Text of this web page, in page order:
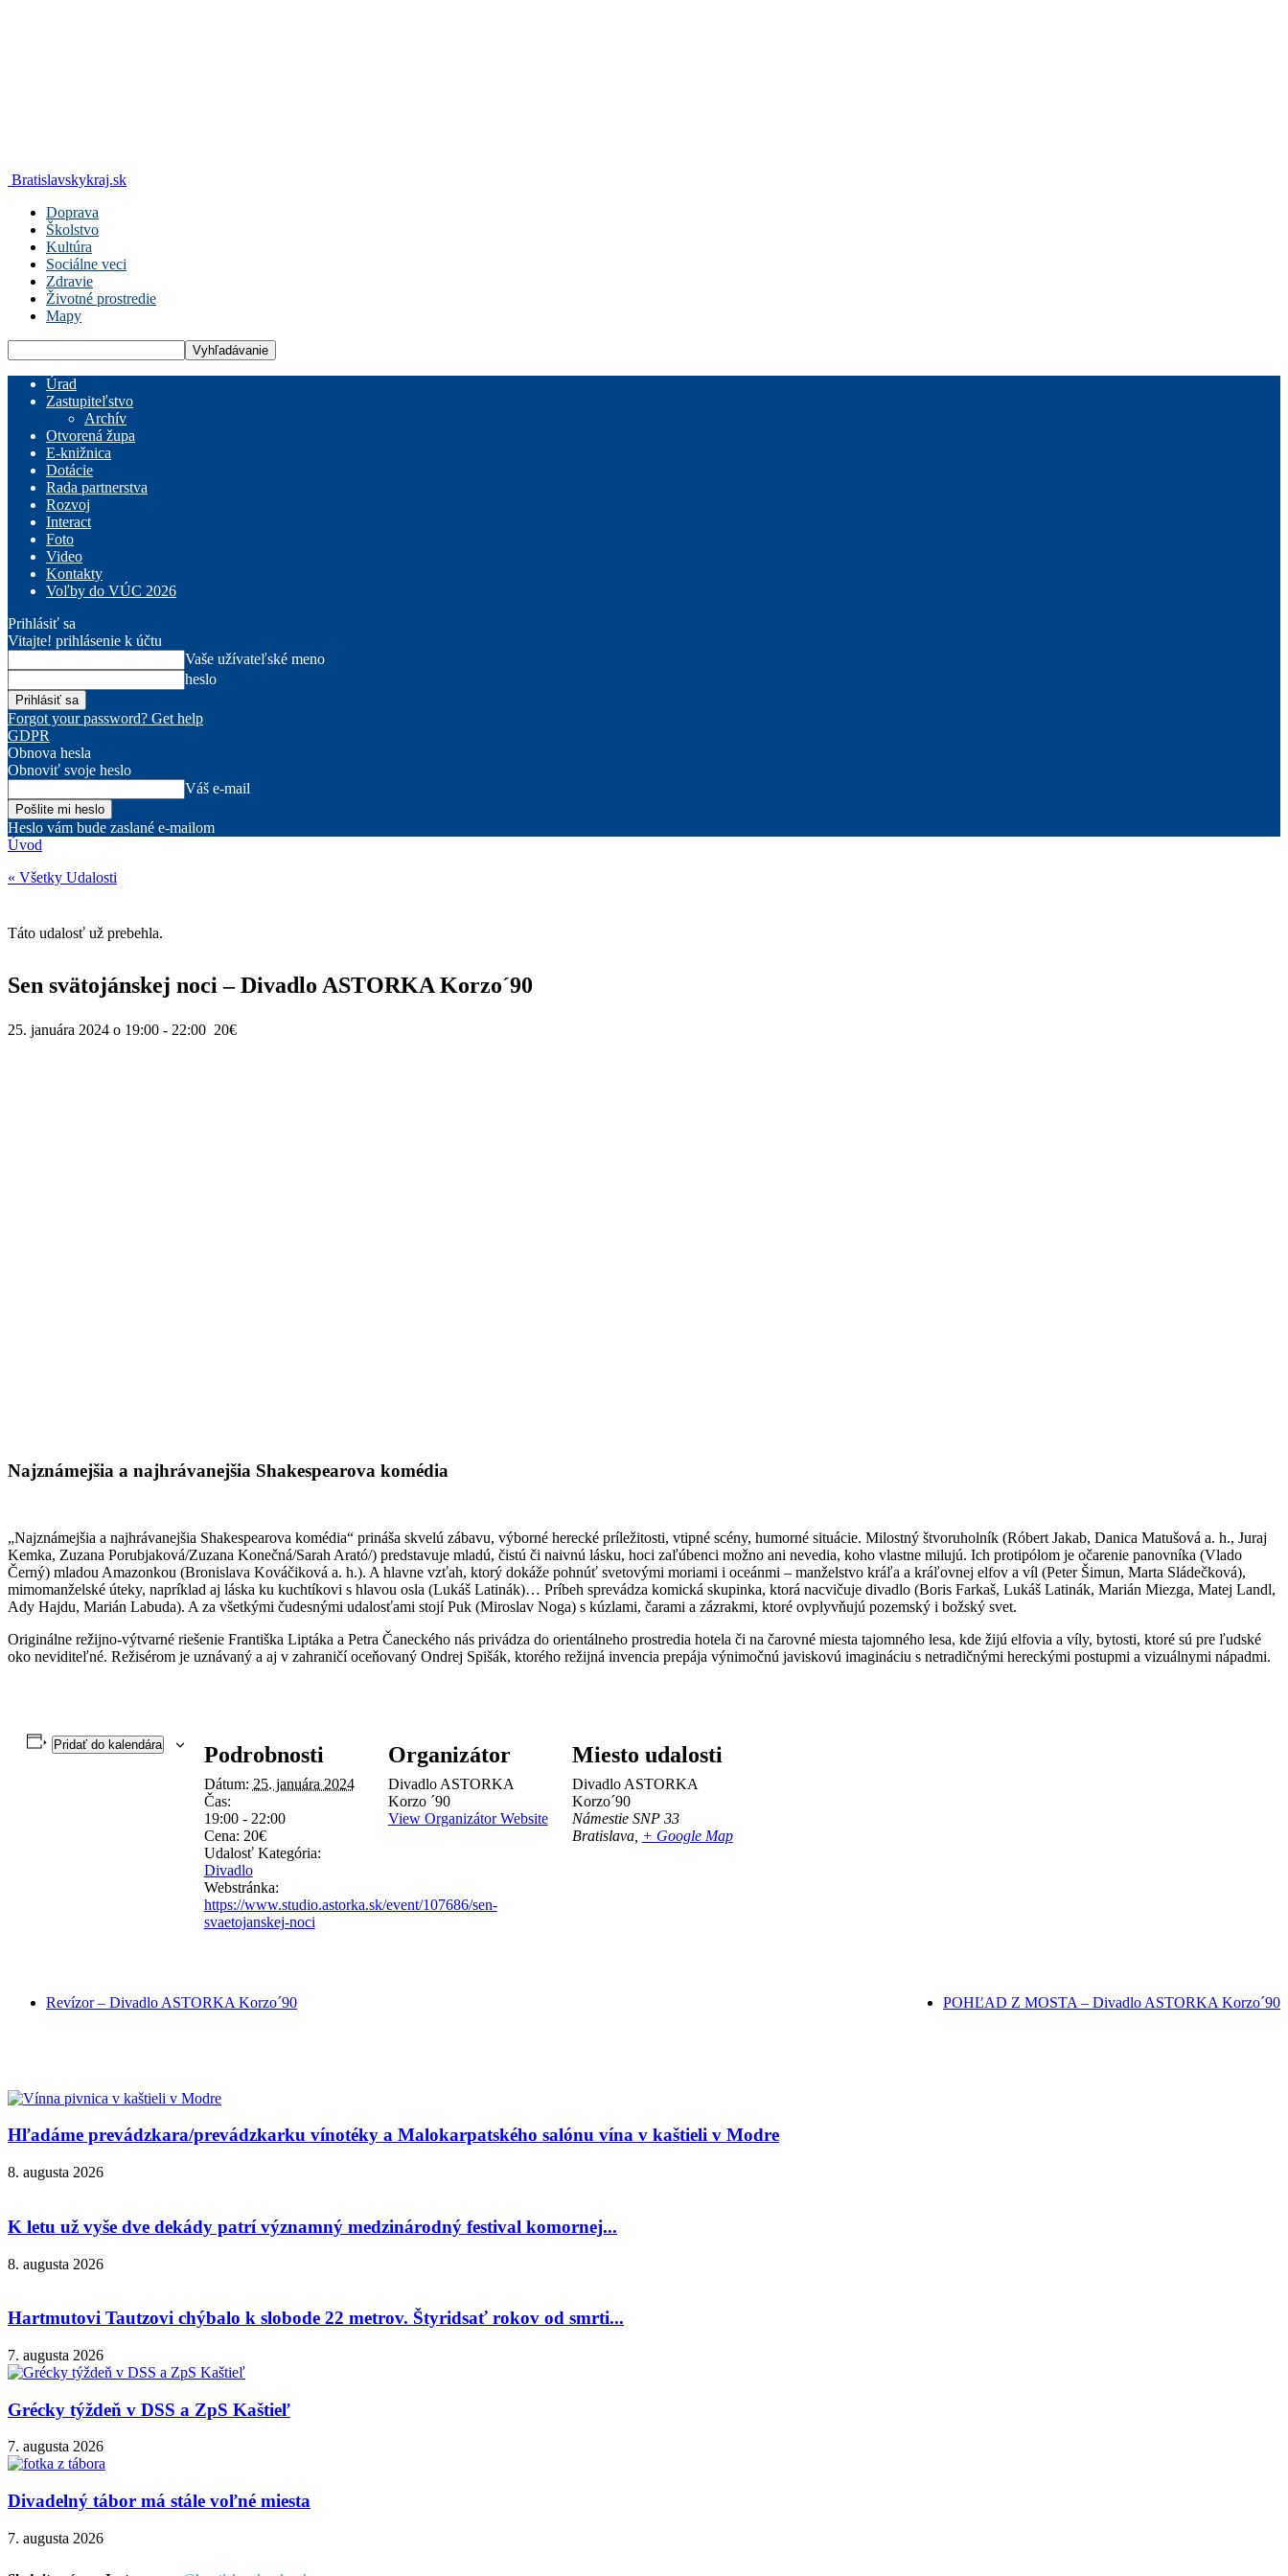
Bratislavskykraj.sk
Doprava
Školstvo
Kultúra
Sociálne veci
Zdravie
Životné prostredie
Mapy
Úrad
Zastupiteľstvo
Archív
Otvorená župa
E-knižnica
Dotácie
Rada partnerstva
Rozvoj
Interact
Foto
Video
Kontakty
Voľby do VÚC 2026
Prihlásiť sa
Vitajte! prihlásenie k účtu
Vaše užívateľské meno
heslo
Forgot your password? Get help
GDPR
Obnova hesla
Obnoviť svoje heslo
Váš e-mail
Heslo vám bude zaslané e-mailom
Úvod
« Všetky Udalosti
Táto udalosť už prebehla.
Sen svätojánskej noci – Divadlo ASTORKA Korzo´90
25. januára 2024 o 19:00 - 22:00 20€
Najznámejšia a najhrávanejšia Shakespearova komédia
„Najznámejšia a najhrávanejšia Shakespearova komédia“ prináša skvelú zábavu, výborné herecké príležitosti, vtipné scény, humorné situácie. Milostný štvoruholník (Róbert Jakab, Danica Matušová a. h., Juraj
Kemka, Zuzana Porubjaková/Zuzana Konečná/Sarah Arató/) predstavuje mladú, čistú či naivnú lásku, hoci zaľúbenci možno ani nevedia, koho vlastne milujú. Ich protipólom je očarenie panovníka (Vlado
Černý) mladou Amazonkou (Bronislava Kováčiková a. h.). A hlavne vzťah, ktorý dokáže pohnúť svetovými moriami i oceánmi – manželstvo kráľa a kráľovnej elfov a víl (Peter Šimun, Marta Sládečková),
mimomanželské úteky, napríklad aj láska ku kuchtíkovi s hlavou osla (Lukáš Latinák)… Príbeh sprevádza komická skupinka, ktorá nacvičuje divadlo (Boris Farkaš, Lukáš Latinák, Marián Miezga, Matej Landl,
Ady Hajdu, Marián Labuda). A za všetkými čudesnými udalosťami stojí Puk (Miroslav Noga) s kúzlami, čarami a zázrakmi, ktoré ovplyvňujú pozemský i božský svet.
Originálne režijno-výtvarné riešenie Františka Liptáka a Petra Čaneckého nás privádza do orientálneho prostredia hotela či na čarovné miesta tajomného lesa, kde žijú elfovia a víly, bytosti, ktoré sú pre ľudské
oko neviditeľné. Režisérom je uznávaný a aj v zahraničí oceňovaný Ondrej Spišák, ktorého režijná invencia prepája výnimočnú javiskovú imagináciu s netradičnými hereckými postupmi a vizuálnymi nápadmi.
Pridať do kalendára Podrobnosti
Dátum: 25. januára 2024
Čas:
19:00 - 22:00
Cena: 20€
Udalosť Kategória:
Divadlo
Webstránka:
https://www.studio.astorka.sk/event/107686/sen-
svaetojanskej-noci
Organizátor
Divadlo ASTORKA
Korzo ´90
View Organizátor Website
Miesto udalosti
Divadlo ASTORKA
Korzo´90
Námestie SNP 33
Bratislava, + Google Map
Revízor – Divadlo ASTORKA Korzo´90 POHĽAD Z MOSTA – Divadlo ASTORKA Korzo´90
Hľadáme prevádzkara/prevádzkarku vínotéky a Malokarpatského salónu vína v kaštieli v Modre
8. augusta 2026
K letu už vyše dve dekády patrí významný medzinárodný festival komornej...
8. augusta 2026
Hartmutovi Tautzovi chýbalo k slobode 22 metrov. Štyridsať rokov od smrti...
7. augusta 2026
Grécky týždeň v DSS a ZpS Kaštieľ
7. augusta 2026
Divadelný tábor má stále voľné miesta
7. augusta 2026